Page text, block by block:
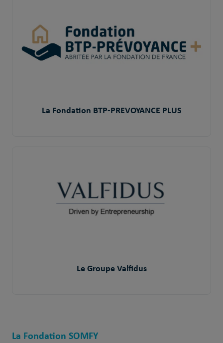
La Fondation BTP-PREVOYANCE PLUS
Le Groupe Valfidus
La Fondation SOMFY